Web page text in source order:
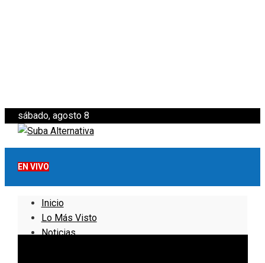
sábado, agosto 8
EN VIVO
Inicio
Lo Más Visto
Noticias